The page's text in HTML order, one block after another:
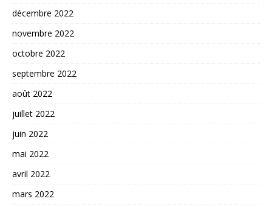
décembre 2022
novembre 2022
octobre 2022
septembre 2022
août 2022
juillet 2022
juin 2022
mai 2022
avril 2022
mars 2022